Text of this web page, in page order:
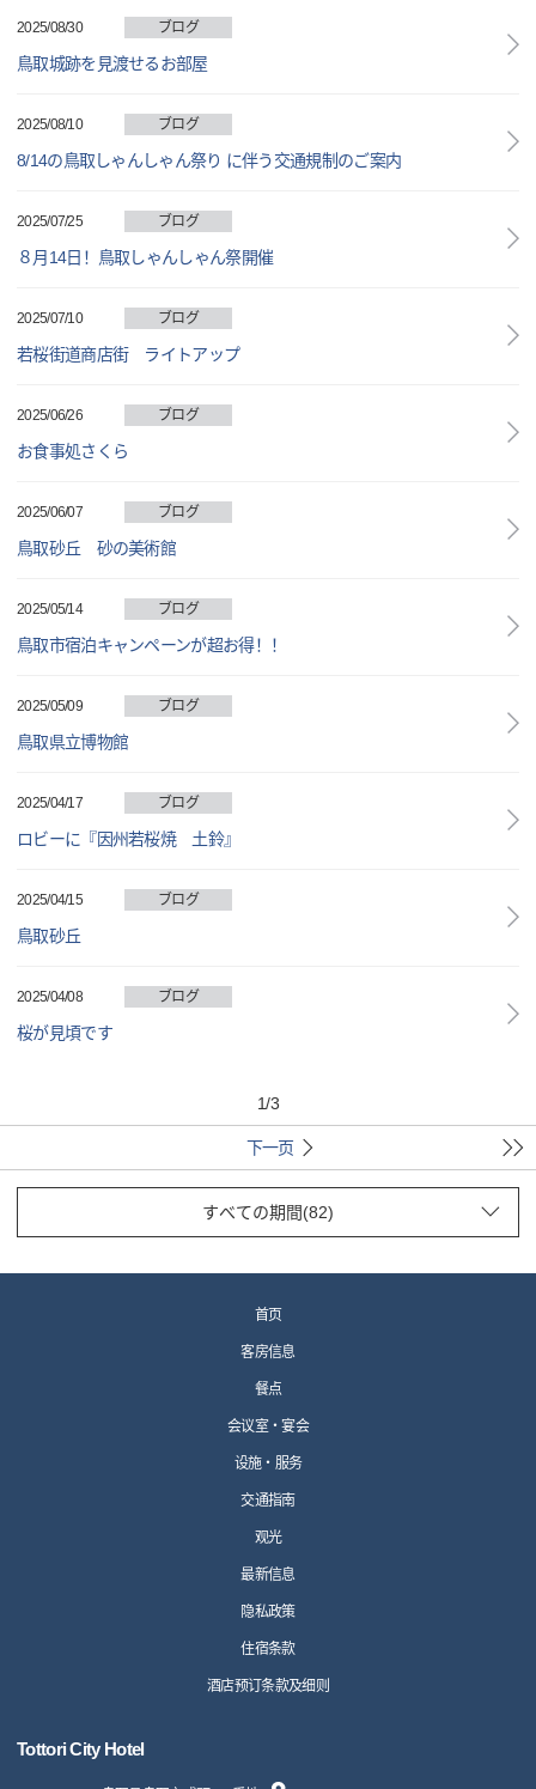
2025/08/30 ブログ
鳥取城跡を見渡せるお部屋
2025/08/10 ブログ
8/14の鳥取しゃんしゃん祭り に伴う交通規制のご案内
2025/07/25 ブログ
８月14日！鳥取しゃんしゃん祭開催
2025/07/10 ブログ
若桜街道商店街 ライトアップ
2025/06/26 ブログ
お食事処さくら
2025/06/07 ブログ
鳥取砂丘 砂の美術館
2025/05/14 ブログ
鳥取市宿泊キャンペーンが超お得！！
2025/05/09 ブログ
鳥取県立博物館
2025/04/17 ブログ
ロビーに『因州若桜焼 土鈴』
2025/04/15 ブログ
鳥取砂丘
2025/04/08 ブログ
桜が見頃です
1/3
下一页
首页
客房信息
餐点
会议室・宴会
设施・服务
交通指南
观光
最新信息
隐私政策
住宿条款
酒店预订条款及细则
Tottori City Hotel